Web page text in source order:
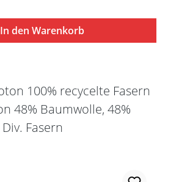
In den Warenkorb